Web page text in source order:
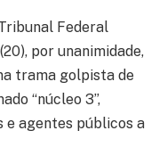
Federal
por unanimidade,
trama golpista de
“núcleo 3”,
e agentes públicos a